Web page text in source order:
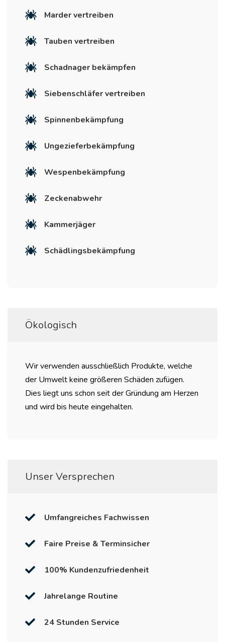
Marder vertreiben
Tauben vertreiben
Schadnager bekämpfen
Siebenschläfer vertreiben
Spinnenbekämpfung
Ungezieferbekämpfung
Wespenbekämpfung
Zeckenabwehr
Kammerjäger
Schädlingsbekämpfung
Ökologisch
Wir verwenden ausschließlich Produkte, welche
der Umwelt keine größeren Schäden zufügen.
Dies liegt uns schon seit der Gründung am Herzen
und wird bis heute eingehalten.
Unser Versprechen
Umfangreiches Fachwissen
Faire Preise & Terminsicher
100% Kundenzufriedenheit
Jahrelange Routine
24 Stunden Service